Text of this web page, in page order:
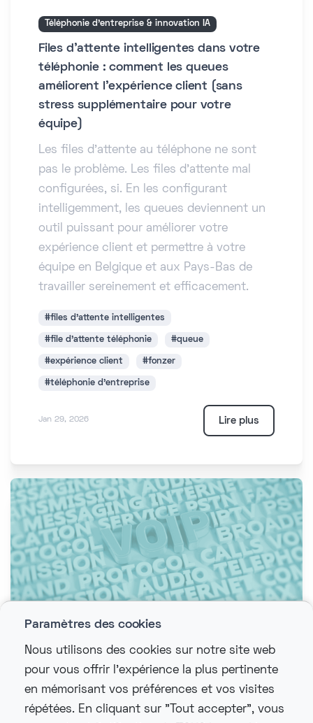
Paramètres des cookies
Nous utilisons des cookies sur notre site web
pour vous offrir l'expérience la plus pertinente
en mémorisant vos préférences et vos visites
répétées. En cliquant sur "Tout accepter", vous
Téléphonie d'entreprise & innovation IA
Files d'attente intelligentes dans votre
téléphonie : comment les queues
améliorent l'expérience client (sans
stress supplémentaire pour votre
équipe)
Les files d'attente au téléphone ne sont
pas le problème. Les files d'attente mal
configurées, si. En les configurant
intelligemment, les queues deviennent un
outil puissant pour améliorer votre
expérience client et permettre à votre
équipe en Belgique et aux Pays-Bas de
travailler sereinement et efficacement.
#files d'attente intelligentes
#file d'attente téléphonie #queue
#expérience client #fonzer
#téléphonie d'entreprise
Jan 29, 2026 Lire plus
Téléphonie d'entreprise & innovation IA
La VoIP sans souci : les principaux pièges
techniques et comment Fonzer les
résout